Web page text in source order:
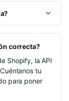
correcta?
Shopify, la API
tu
para poner